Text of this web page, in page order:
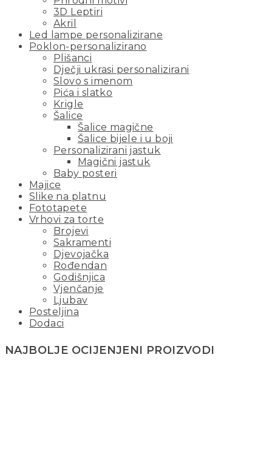
3D Leptiri
Akril
Led lampe personalizirane
Poklon-personalizirano
Plišanci
Dječji ukrasi personalizirani
Slovo s imenom
Pića i slatko
Krigle
Šalice
Šalice magične
Šalice bijele i u boji
Personalizirani jastuk
Magični jastuk
Baby posteri
Majice
Slike na platnu
Fototapete
Vrhovi za torte
Brojevi
Sakramenti
Djevojačka
Rođendan
Godišnjica
Vjenčanje
Ljubav
Posteljina
Dodaci
NAJBOLJE OCIJENJENI PROIZVODI